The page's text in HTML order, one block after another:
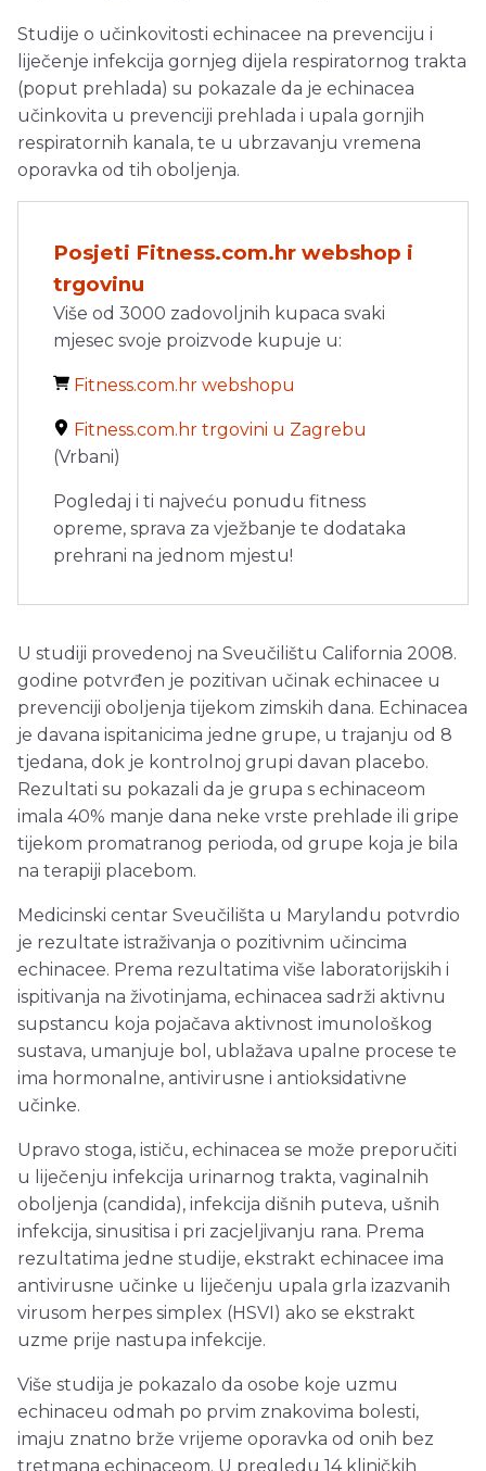
Studije o učinkovitosti echinacee na prevenciju i
liječenje infekcija gornjeg dijela respiratornog trakta
(poput prehlada) su pokazale da je echinacea
učinkovita u prevenciji prehlada i upala gornjih
respiratornih kanala, te u ubrzavanju vremena
oporavka od tih oboljenja.
Posjeti Fitness.com.hr webshop i
trgovinu
Više od 3000 zadovoljnih kupaca svaki
mjesec svoje proizvode kupuje u:
Fitness.com.hr webshopu
Fitness.com.hr trgovini u Zagrebu
(Vrbani)
Pogledaj i ti najveću ponudu fitness
opreme, sprava za vježbanje te dodataka
prehrani na jednom mjestu!
U studiji provedenoj na Sveučilištu California 2008.
godine potvrđen je pozitivan učinak echinacee u
prevenciji oboljenja tijekom zimskih dana. Echinacea
je davana ispitanicima jedne grupe, u trajanju od 8
tjedana, dok je kontrolnoj grupi davan placebo.
Rezultati su pokazali da je grupa s echinaceom
imala 40% manje dana neke vrste prehlade ili gripe
tijekom promatranog perioda, od grupe koja je bila
na terapiji placebom.
Medicinski centar Sveučilišta u Marylandu potvrdio
je rezultate istraživanja o pozitivnim učincima
echinacee. Prema rezultatima više laboratorijskih i
ispitivanja na životinjama, echinacea sadrži aktivnu
supstancu koja pojačava aktivnost imunološkog
sustava, umanjuje bol, ublažava upalne procese te
ima hormonalne, antivirusne i antioksidativne
učinke.
Upravo stoga, ističu, echinacea se može preporučiti
u liječenju infekcija urinarnog trakta, vaginalnih
oboljenja (candida), infekcija dišnih puteva, ušnih
infekcija, sinusitisa i pri zacjeljivanju rana. Prema
rezultatima jedne studije, ekstrakt echinacee ima
antivirusne učinke u liječenju upala grla izazvanih
virusom herpes simplex (HSVI) ako se ekstrakt
uzme prije nastupa infekcije.
Više studija je pokazalo da osobe koje uzmu
echinaceu odmah po prvim znakovima bolesti,
imaju znatno brže vrijeme oporavka od onih bez
tretmana echinaceom. U pregledu 14 kliničkih